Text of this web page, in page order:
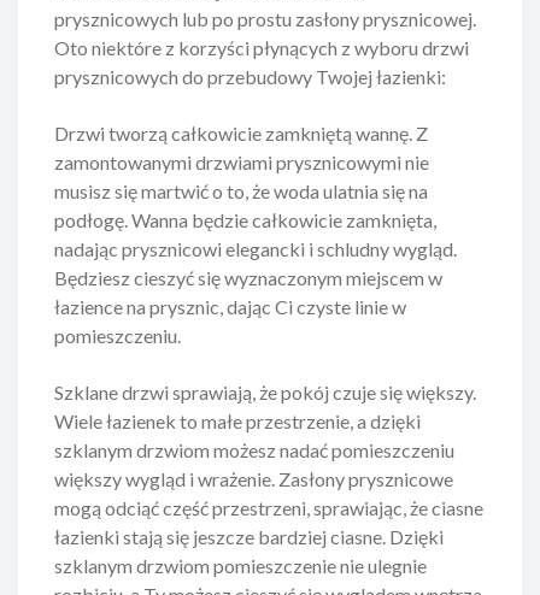
prysznicowych lub po prostu zasłony prysznicowej.
Oto niektóre z korzyści płynących z wyboru drzwi
prysznicowych do przebudowy Twojej łazienki:
Drzwi tworzą całkowicie zamkniętą wannę. Z
zamontowanymi drzwiami prysznicowymi nie
musisz się martwić o to, że woda ulatnia się na
podłogę. Wanna będzie całkowicie zamknięta,
nadając prysznicowi elegancki i schludny wygląd.
Będziesz cieszyć się wyznaczonym miejscem w
łazience na prysznic, dając Ci czyste linie w
pomieszczeniu.
Szklane drzwi sprawiają, że pokój czuje się większy.
Wiele łazienek to małe przestrzenie, a dzięki
szklanym drzwiom możesz nadać pomieszczeniu
większy wygląd i wrażenie. Zasłony prysznicowe
mogą odciąć część przestrzeni, sprawiając, że ciasne
łazienki stają się jeszcze bardziej ciasne. Dzięki
szklanym drzwiom pomieszczenie nie ulegnie